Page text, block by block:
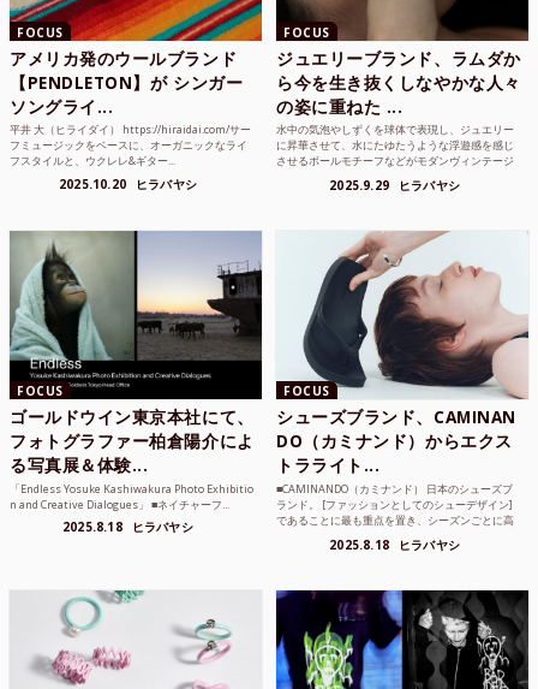
FOCUS
アメリカ発のウールブランド
【PENDLETON】が シンガー
ソングライ...
平井 大（ヒライダイ） https://hiraidai.com/サー
フミュージックをベースに、オーガニックなライ
フスタイルと、ウクレレ&ギター...
2025.10.20 ヒラバヤシ
FOCUS
ジュエリーブランド、ラムダか
ら今を生き抜くしなやかな人々
の姿に重ねた ...
水中の気泡やしずくを球体で表現し、ジュエリー
に昇華させて、水にたゆたうような浮遊感を感じ
させるボールモチーフなどがモダンヴィンテージ
2025.9.29 ヒラバヤシ
FOCUS
ゴールドウイン東京本社にて、
フォトグラファー柏倉陽介によ
る写真展＆体験...
「Endless Yosuke Kashiwakura Photo Exhibitio
n and Creative Dialogues」 ■ネイチャーフ...
2025.8.18 ヒラバヤシ
FOCUS
シューズブランド、CAMINAN
DO（カミナンド）からエクス
トラライト...
■CAMINANDO（カミナンド） 日本のシューズブ
ランド。 [ファッションとしてのシューデザイン]
であることに最も重点を置き、シーズンごとに高
2025.8.18 ヒラバヤシ